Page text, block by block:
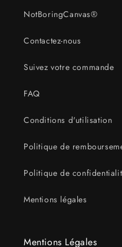
NotBoringCanvas®
Contactez-nous
Suivez votre commande
FAQ
Conditions d'utilisation
Politique de
Politique de
Mentions légales
Mentions Légales